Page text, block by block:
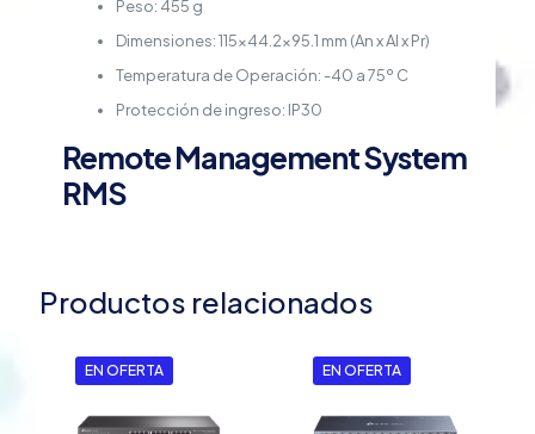
Peso: 455 g
Dimensiones: 115×44.2×95.1 mm (An x Al x Pr)
Temperatura de Operación: -40 a 75º C
Protección de ingreso: IP30
Remote Management System
RMS
Productos relacionados
EN OFERTA EN OFERTA